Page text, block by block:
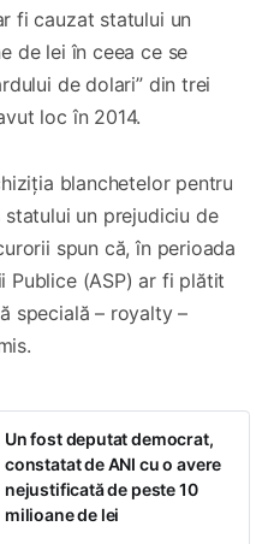
fi cauzat statului un
de lei în ceea ce se
de dolari” din trei
loc în 2014.
blanchetelor pentru
un prejudiciu de
spun că, în perioada
Publice (ASP) ar fi plătit
specială – royalty –
Un fost deputat democrat,
constatat de ANI cu o avere
nejustificată de peste 10
milioane de lei